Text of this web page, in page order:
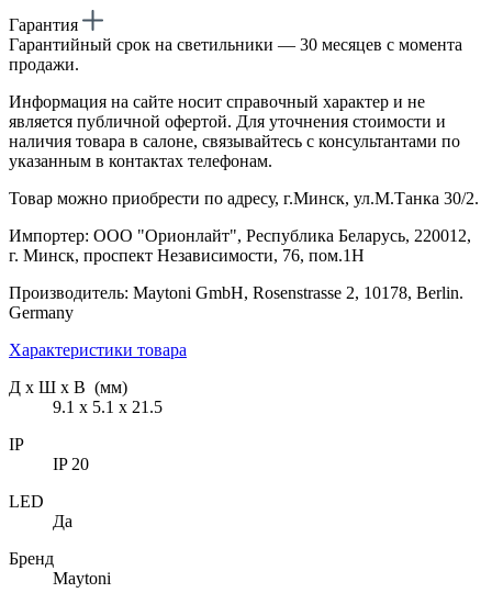
Гарантия
Гарантийный срок на светильники — 30 месяцев с момента
продажи.
Информация на сайте носит справочный характер и не
является публичной офертой. Для уточнения стоимости и
наличия товара в салоне, связывайтесь с консультантами по
указанным в контактах телефонам.
Товар можно приобрести по адресу, г.Минск, ул.М.Танка 30/2.
Импортер: ООО "Орионлайт", Республика Беларусь, 220012,
г. Минск, проспект Независимости, 76, пом.1Н
Производитель: Maytoni GmbH, Rosenstrasse 2, 10178, Berlin.
Germany
Характеристики товара
Д х Ш х В (мм)
9.1 х 5.1 х 21.5
IP
IP 20
LED
Да
Бренд
Maytoni